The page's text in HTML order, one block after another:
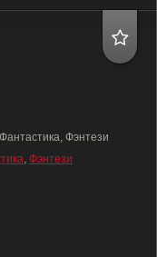
Фэнтези
, Фэнтези